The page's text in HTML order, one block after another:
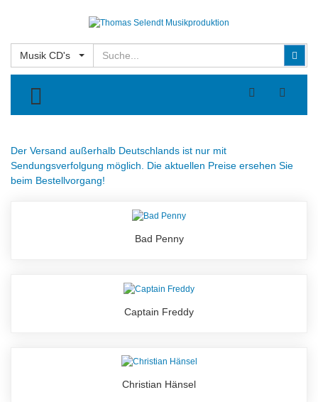
Musik CD's
TOGGLE MENU
Der Versand außerhalb Deutschlands ist nur mit
Sendungsverfolgung möglich. Die aktuellen Preise ersehen Sie
beim Bestellvorgang!
Bad Penny
Captain Freddy
Christian Hänsel